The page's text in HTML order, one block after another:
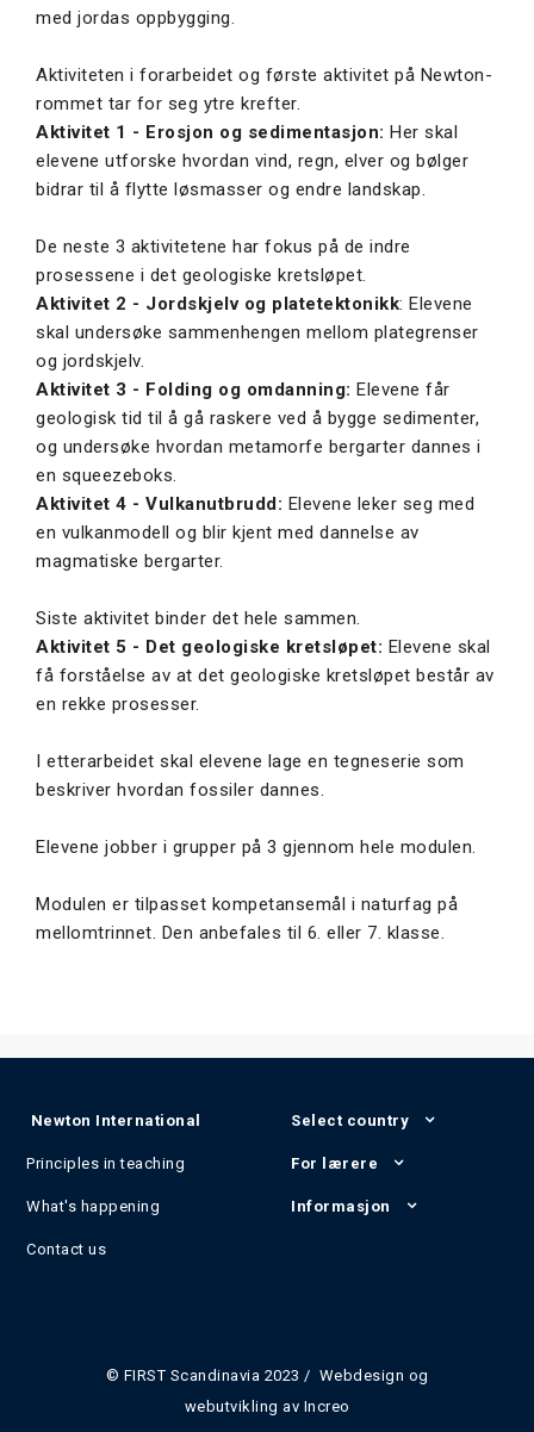
med jordas oppbygging.
Aktiviteten i forarbeidet og første aktivitet på Newton-
rommet tar for seg ytre krefter.
Aktivitet 1 - Erosjon og sedimentasjon: Her skal
elevene utforske hvordan vind, regn, elver og bølger
bidrar til å flytte løsmasser og endre landskap.
De neste 3 aktivitetene har fokus på de indre
prosessene i det geologiske kretsløpet.
Aktivitet 2 - Jordskjelv og platetektonikk: Elevene
skal undersøke sammenhengen mellom plategrenser
og jordskjelv.
Aktivitet 3 - Folding og omdanning: Elevene får
geologisk tid til å gå raskere ved å bygge sedimenter,
og undersøke hvordan metamorfe bergarter dannes i
en squeezeboks.
Aktivitet 4 - Vulkanutbrudd: Elevene leker seg med
en vulkanmodell og blir kjent med dannelse av
magmatiske bergarter.
Siste aktivitet binder det hele sammen.
Aktivitet 5 - Det geologiske kretsløpet: Elevene skal
få forståelse av at det geologiske kretsløpet består av
en rekke prosesser.
I etterarbeidet skal elevene lage en tegneserie som
beskriver hvordan fossiler dannes.
Elevene jobber i grupper på 3 gjennom hele modulen.
Modulen er tilpasset kompetansemål i naturfag på
mellomtrinnet. Den anbefales til 6. eller 7. klasse.
Newton International
Principles in teaching
What's happening
Contact us
Select country
For lærere
Informasjon
© FIRST Scandinavia 2023 / Webdesign og
webutvikling av Increo